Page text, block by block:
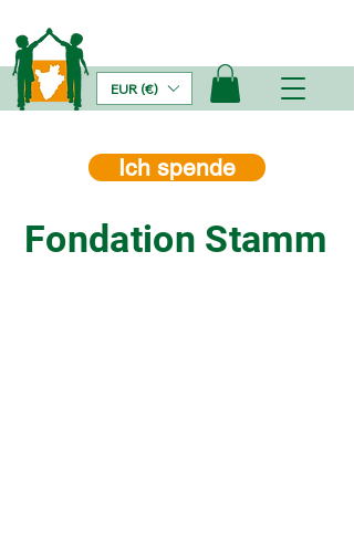
Fondation Stamm
EUR (€)
Ich spende